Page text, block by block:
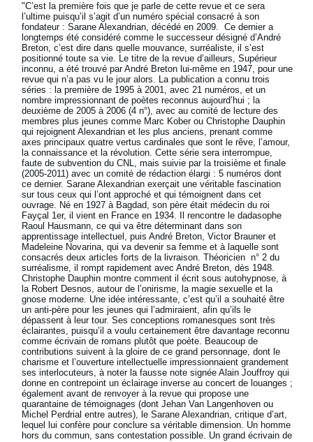
"C’est la première fois que je parle de cette revue et ce sera
l’ultime puisqu’il s’agit d’un numéro spécial consacré à son
fondateur : Sarane Alexandrian, décédé en 2009. Ce dernier a
longtemps été considéré comme le successeur désigné d’André
Breton, c’est dire dans quelle mouvance, surréaliste, il s’est
positionné toute sa vie. Le titre de la revue d’ailleurs, Supérieur
inconnu, a été trouvé par André Breton lui-même en 1947, pour une
revue qui n’a pas vu le jour alors. La publication a connu trois
séries : la première de 1995 à 2001, avec 21 numéros, et un
nombre impressionnant de poètes reconnus aujourd’hui ; la
deuxième de 2005 à 2006 (4 n°), avec au comité de lecture des
membres plus jeunes comme Marc Kober ou Christophe Dauphin
qui rejoignent Alexandrian et les plus anciens, prenant comme
axes principaux quatre vertus cardinales que sont le rêve, l’amour,
la connaissance et la révolution. Cette série sera interrompue,
faute de subvention du CNL, mais suivie par la troisième et finale
(2005-2011) avec un comité de rédaction élargi : 5 numéros dont
ce dernier. Sarane Alexandrian exerçait une véritable fascination
sur tous ceux qui l’ont approché et qui témoignent dans cet
ouvrage. Né en 1927 à Bagdad, son père était médecin du roi
Fayçal 1er, il vient en France en 1934. Il rencontre le dadasophe
Raoul Hausmann, ce qui va être déterminant dans son
apprentissage intellectuel, puis André Breton, Victor Brauner et
Madeleine Novarina, qui va devenir sa femme et à laquelle sont
consacrés deux articles forts de la livraison. Théoricien n° 2 du
surréalisme, il rompt rapidement avec André Breton, dès 1948.
Christophe Dauphin montre comment il écrit sous autohypnose, à
la Robert Desnos, autour de l’onirisme, la magie sexuelle et la
gnose moderne. Une idée intéressante, c’est qu’il a souhaité être
un anti-père pour les jeunes qui l’admiraient, afin qu’ils le
dépassent à leur tour. Ses conceptions romanesques sont très
éclairantes, puisqu’il a voulu certainement être davantage reconnu
comme écrivain de romans plutôt que poète. Beaucoup de
contributions suivent à la gloire de ce grand personnage, dont le
charisme et l’ouverture intellectuelle impressionnaient grandement
ses interlocuteurs, à noter la fausse note signée Alain Jouffroy qui
donne en contrepoint un éclairage inverse au concert de louanges ;
également avant de renvoyer à la revue qui propose une
quarantaine de témoignages (dont Jehan Van Langenhoven ou
Michel Perdrial entre autres), le Sarane Alexandrian, critique d’art,
lequel lui confère pour conclure sa véritable dimension. Un homme
hors du commun, sans contestation possible. Un grand écrivain de